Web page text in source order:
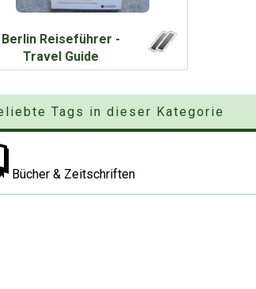
Berlin Reiseführer -
Travel Guide
Tags in dieser Kategorie
Bücher & Zeitschriften